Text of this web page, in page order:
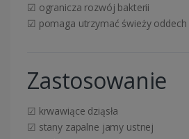
☑ ogranicza rozwój bakterii
☑ pomaga utrzymać świeży oddech
Zastosowanie
☑ krwawiące dziąsła
☑ stany zapalne jamy ustnej